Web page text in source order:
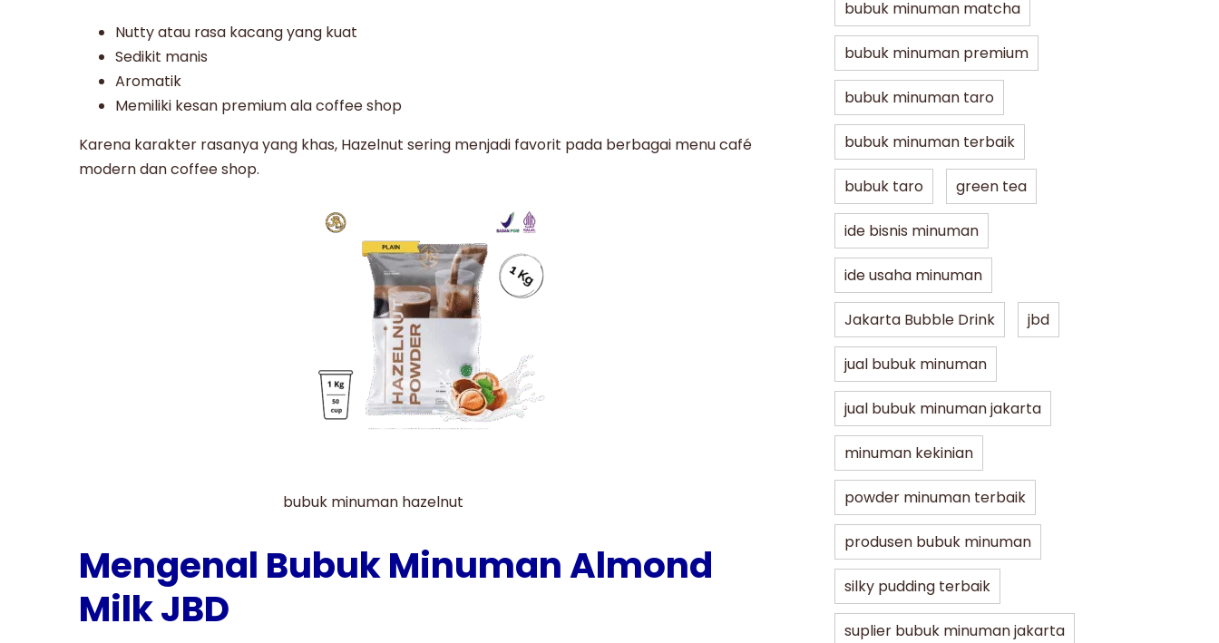
Nutty atau rasa kacang yang kuat
Sedikit manis
Aromatik
Memiliki kesan premium ala coffee shop
Karena karakter rasanya yang khas, Hazelnut sering menjadi favorit pada berbagai menu café
modern dan coffee shop.
bubuk minuman hazelnut
Mengenal Bubuk Minuman Almond
Milk JBD
bubuk minuman matcha
bubuk minuman premium
bubuk minuman taro
bubuk minuman terbaik
bubuk taro green tea
ide bisnis minuman
ide usaha minuman
Jakarta Bubble Drink jbd
jual bubuk minuman
jual bubuk minuman jakarta
minuman kekinian
powder minuman terbaik
produsen bubuk minuman
silky pudding terbaik
suplier bubuk minuman jakarta